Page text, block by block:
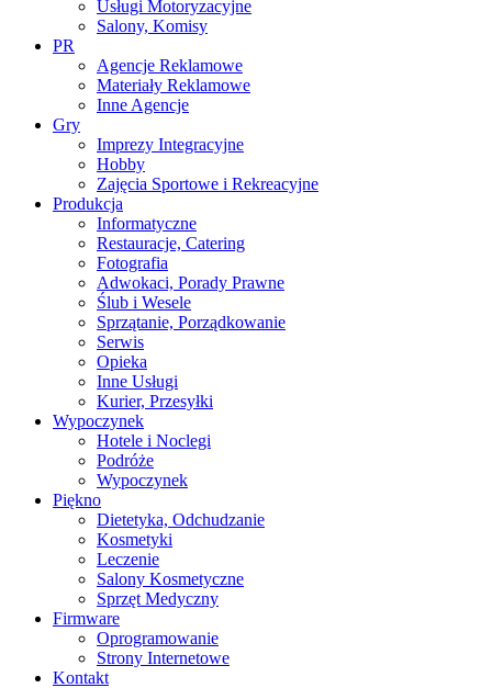
Usługi Motoryzacyjne
Salony, Komisy
PR
Agencje Reklamowe
Materiały Reklamowe
Inne Agencje
Gry
Imprezy Integracyjne
Hobby
Zajęcia Sportowe i Rekreacyjne
Produkcja
Informatyczne
Restauracje, Catering
Fotografia
Adwokaci, Porady Prawne
Ślub i Wesele
Sprzątanie, Porządkowanie
Serwis
Opieka
Inne Usługi
Kurier, Przesyłki
Wypoczynek
Hotele i Noclegi
Podróże
Wypoczynek
Piękno
Dietetyka, Odchudzanie
Kosmetyki
Leczenie
Salony Kosmetyczne
Sprzęt Medyczny
Firmware
Oprogramowanie
Strony Internetowe
Kontakt